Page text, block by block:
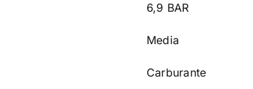
6,9 BAR
Media
Carburante